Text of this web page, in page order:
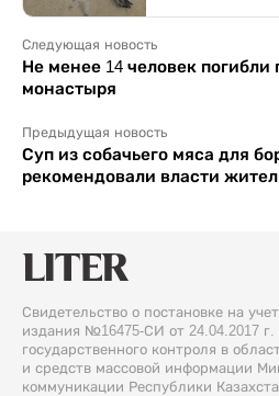
Следующая новость
Не менее 14 человек погибли
монастыря
Предыдущая новость
Суп из собачьего мяса для
рекомендовали власти
Свидетельство о постановке на
издания №16475-СИ от 24.04.2017
государственного контроля в
и средств массовой информации
коммуникации Республики